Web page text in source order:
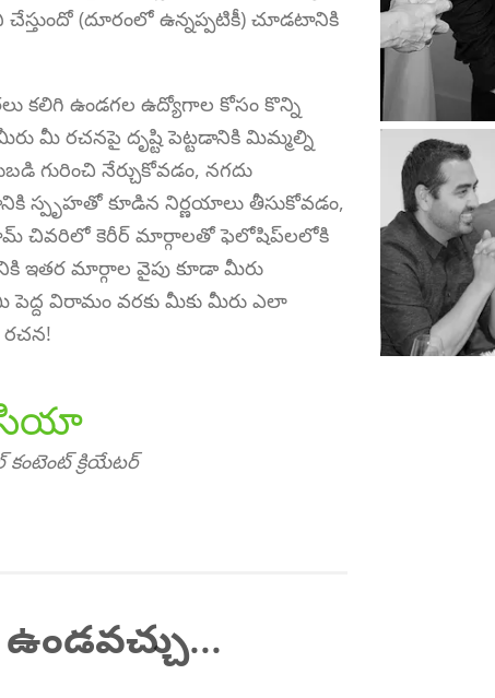
(దూరంలో ఉన్నప్పటికీ) చూడటానికి
కలిగి ఉండగల ఉద్యోగాల కోసం కొన్ని
మీ రచనపై దృష్టి పెట్టడానికి మిమ్మల్ని
గురించి నేర్చుకోవడం, నగదు
స్పృహతో కూడిన నిర్ణయాలు తీసుకోవడం,
చివరిలో కెరీర్ మార్గాలతో ఫెలోషిప్‌లలోకి
ఇతర మార్గాల వైపు కూడా మీరు
విరామం వరకు మీకు మీరు ఎలా
రచన!
క్రియేటర్